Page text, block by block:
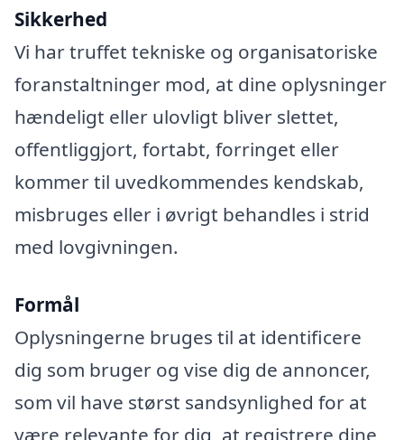
Sikkerhed
Vi har truffet tekniske og organisatoriske
foranstaltninger mod, at dine oplysninger
hændeligt eller ulovligt bliver slettet,
offentliggjort, fortabt, forringet eller
kommer til uvedkommendes kendskab,
misbruges eller i øvrigt behandles i strid
med lovgivningen.
Formål
Oplysningerne bruges til at identificere
dig som bruger og vise dig de annoncer,
som vil have størst sandsynlighed for at
være relevante for dig, at registrere dine